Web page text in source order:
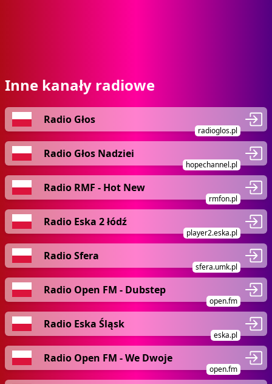
Inne kanały radiowe
Radio Głos
radioglos.pl
Radio Głos Nadziei
hopechannel.pl
Radio RMF - Hot New
rmfon.pl
Radio Eska 2 łódź
player2.eska.pl
Radio Sfera
sfera.umk.pl
Radio Open FM - Dubstep
open.fm
Radio Eska Śląsk
eska.pl
Radio Open FM - We Dwoje
open.fm